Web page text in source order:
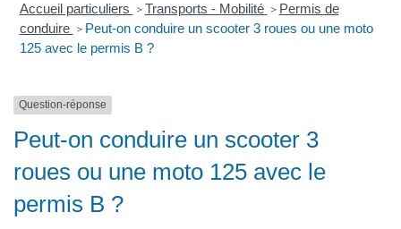
Accueil particuliers > Transports - Mobilité > Permis de
conduire > Peut-on conduire un scooter 3 roues ou une moto
125 avec le permis B ?
Question-réponse
Peut-on conduire un scooter 3
roues ou une moto 125 avec le
permis B ?